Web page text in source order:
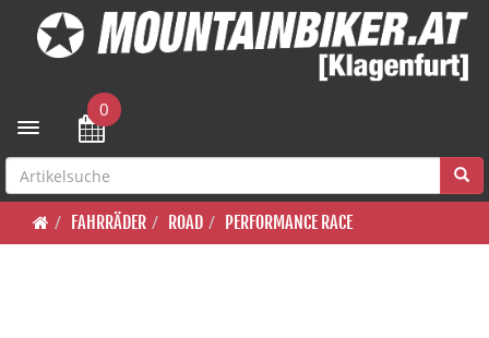
Toggle navigation
0
FAHRRÄDER ROAD PERFORMANCE RACE